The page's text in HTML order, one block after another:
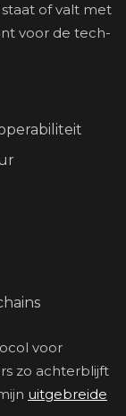
of valt met
voor de tech-
voor
zo achterblijft
uitgebreide